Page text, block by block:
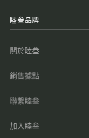
睦叁品牌
關於睦叁
銷售據點
聯繫睦叁
加入睦叁